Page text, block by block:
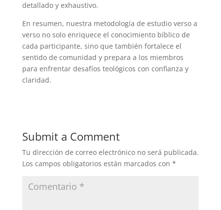
detallado y exhaustivo.
En resumen, nuestra metodología de estudio verso a
verso no solo enriquece el conocimiento bíblico de
cada participante, sino que también fortalece el
sentido de comunidad y prepara a los miembros
para enfrentar desafíos teológicos con confianza y
claridad.
Submit a Comment
Tu dirección de correo electrónico no será publicada.
Los campos obligatorios están marcados con *